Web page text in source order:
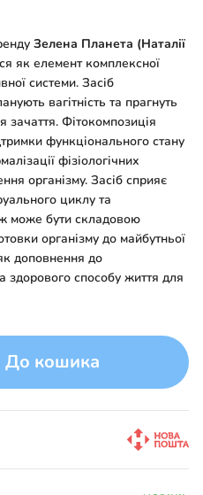
Зелена Планета (Наталії
як елемент комплексної
системи. Засіб
вагітність та прагнуть
зачаття. Фітокомпозиція
функціонального стану
фізіологічних
організму. Засіб сприяє
циклу та
може бути складовою
організму до майбутньої
доповнення до
здорового способу життя для
До кошика